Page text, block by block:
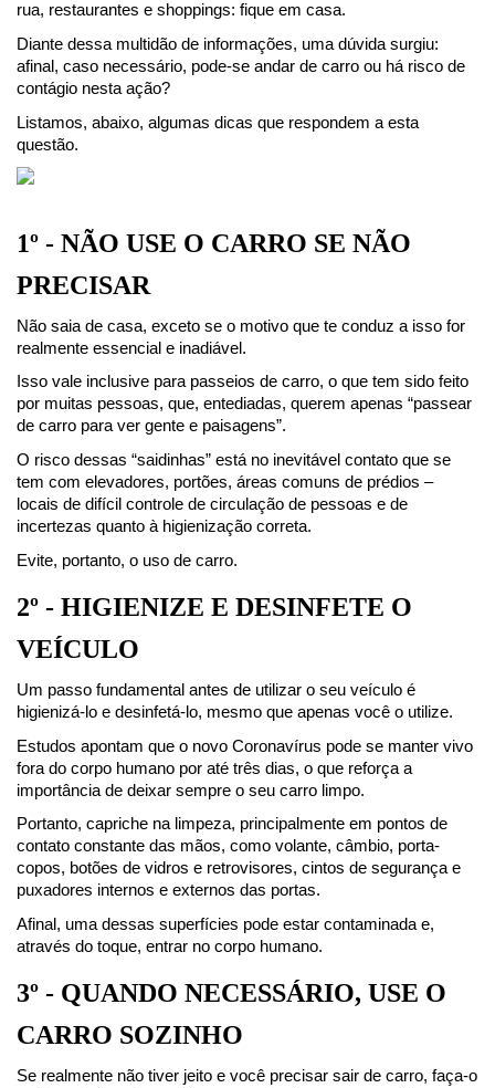
rua, restaurantes e shoppings: fique em casa.
Diante dessa multidão de informações, uma dúvida surgiu:
afinal, caso necessário, pode-se andar de carro ou há risco de
contágio nesta ação?
Listamos, abaixo, algumas dicas que respondem a esta
questão.
1º - NÃO USE O CARRO SE NÃO
PRECISAR
Não saia de casa, exceto se o motivo que te conduz a isso for
realmente essencial e inadiável.
Isso vale inclusive para passeios de carro, o que tem sido feito
por muitas pessoas, que, entediadas, querem apenas “passear
de carro para ver gente e paisagens”.
O risco dessas “saidinhas” está no inevitável contato que se
tem com elevadores, portões, áreas comuns de prédios –
locais de difícil controle de circulação de pessoas e de
incertezas quanto à higienização correta.
Evite, portanto, o uso de carro.
2º - HIGIENIZE E DESINFETE O
VEÍCULO
Um passo fundamental antes de utilizar o seu veículo é
higienizá-lo e desinfetá-lo, mesmo que apenas você o utilize.
Estudos apontam que o novo Coronavírus pode se manter vivo
fora do corpo humano por até três dias, o que reforça a
importância de deixar sempre o seu carro limpo.
Portanto, capriche na limpeza, principalmente em pontos de
contato constante das mãos, como volante, câmbio, porta-
copos, botões de vidros e retrovisores, cintos de segurança e
puxadores internos e externos das portas.
Afinal, uma dessas superfícies pode estar contaminada e,
através do toque, entrar no corpo humano.
3º - QUANDO NECESSÁRIO, USE O
CARRO SOZINHO
Se realmente não tiver jeito e você precisar sair de carro, faça-o